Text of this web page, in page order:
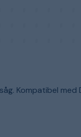
Kompatibel med